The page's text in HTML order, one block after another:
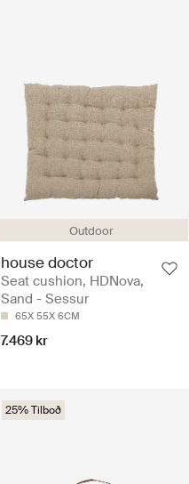
Outdoor
house doctor
Seat cushion, HDNova,
Sand - Sessur
65X 55X 6CM
7.469 kr
25% Tilboð